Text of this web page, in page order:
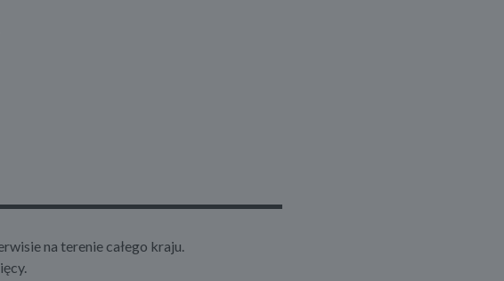
na terenie całego kraju.